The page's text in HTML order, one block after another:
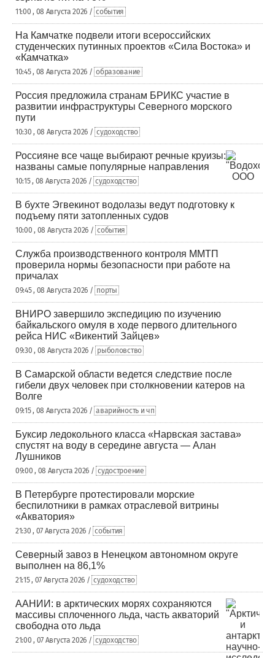
11:00 , 08 Августа 2026 / события
На Камчатке подвели итоги всероссийских
студенческих путинных проектов «Сила Востока» и
«Камчатка»
10:45 , 08 Августа 2026 / образование
Россия предложила странам БРИКС участие в
развитии инфраструктуры Северного морского
пути
10:30 , 08 Августа 2026 / судоходство
Россияне все чаще выбирают речные круизы:
названы самые популярные направления
10:15 , 08 Августа 2026 / судоходство
В бухте Эгвекинот водолазы ведут подготовку к
подъему пяти затопленных судов
10:00 , 08 Августа 2026 / события
Служба производственного контроля ММТП
проверила нормы безопасности при работе на
причалах
09:45 , 08 Августа 2026 / порты
ВНИРО завершило экспедицию по изучению
байкальского омуля в ходе первого длительного
рейса НИС «Викентий Зайцев»
09:30 , 08 Августа 2026 / рыболовство
В Самарской области ведется следствие после
гибели двух человек при столкновении катеров на
Волге
09:15 , 08 Августа 2026 / аварийность и чп
Буксир ледокольного класса «Нарвская застава»
спустят на воду в середине августа — Алан
Лушников
09:00 , 08 Августа 2026 / судостроение
В Петербурге протестировали морские
беспилотники в рамках отраслевой витрины
«Акватория»
21:30 , 07 Августа 2026 / события
Северный завоз в Ненецком автономном округе
выполнен на 86,1%
21:15 , 07 Августа 2026 / судоходство
ААНИИ: в арктических морях сохраняются
массивы сплоченного льда, часть акваторий
свободна ото льда
21:00 , 07 Августа 2026 / судоходство